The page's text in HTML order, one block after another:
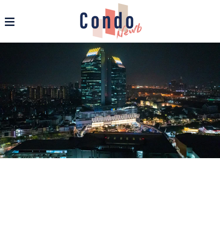
รวมข่าวสารคอนโด บ้าน และอสังหาฯ ทุกรูปแบบ - Condonewb
≡